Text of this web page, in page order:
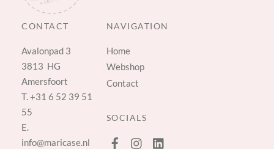
CONTACT
Avalonpad 3
3813 HG
Amersfoort
T.+31 6 52 39 51
55
E.
info@maricase.nl
NAVIGATION
Home
Webshop
Contact
SOCIALS